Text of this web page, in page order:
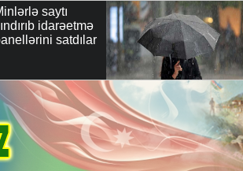
Leysan, dolu... -
Daha bir